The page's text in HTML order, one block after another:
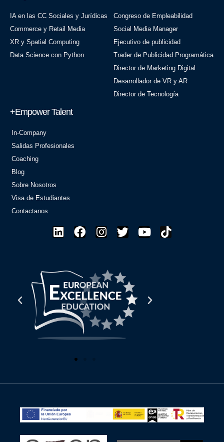
IA en las CC Sociales y Jurídicas
Commerce y Retail Media
XR y Spatial Computing
Data Science con Python
Congreso de Empleabilidad
Social Media Manager
Ejecutivo de publicidad
Trader de Publicidad Programática
Director de Marketing Digital
Desarrollador de VR y AR
Director de Tecnología
+Empower Talent
In-Company
Salidas Profesionales
Coaching
Blog
Sobre Nosotros
Visa de Estudiantes
Contactanos